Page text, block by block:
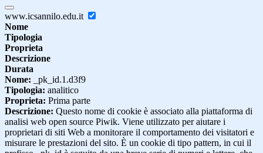
www.icsannilo.edu.it
Nome
Tipologia
Proprieta
Descrizione
Durata
Nome: _pk_id.1.d3f9
Tipologia: analitico
Proprieta: Prima parte
Descrizione: Questo nome di cookie è associato alla piattaforma di
analisi web open source Piwik. Viene utilizzato per aiutare i
proprietari di siti Web a monitorare il comportamento dei visitatori e
misurare le prestazioni del sito. È un cookie di tipo pattern, in cui il